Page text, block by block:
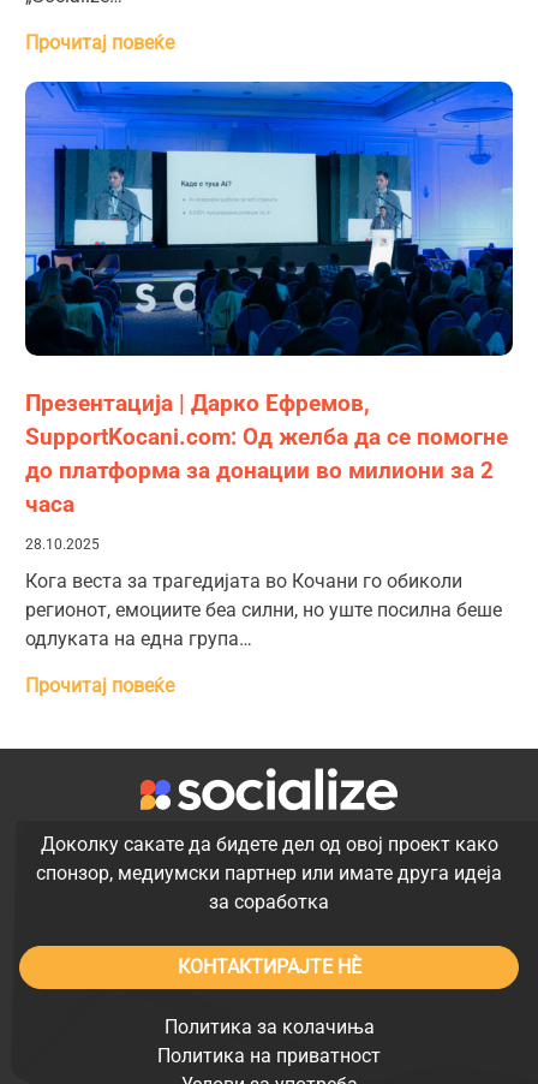
Прочитај повеќе
Презентација | Дарко Ефремов,
SupportKocani.com: Од желба да се помогне
до платформа за донации во милиони за 2
часа
28.10.2025
Кога веста за трагедијата во Кочани го обиколи
регионот, емоциите беа силни, но уште посилна беше
одлуката на една група…
Прочитај повеќе
Доколку сакате да бидете дел од овој проект како
спонзор, медиумски партнер или имате друга идеја
за соработка
КОНТАКТИРАЈТЕ НÈ
Политика за колачиња
Политика на приватност